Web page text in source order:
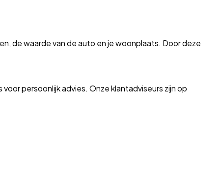
de waarde van de auto en je woonplaats. Door deze
persoonlijk advies. Onze klantadviseurs zijn op